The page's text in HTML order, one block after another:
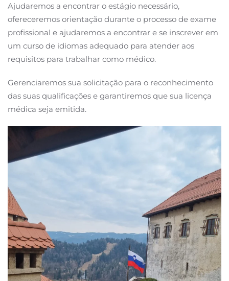
Ajudaremos a encontrar o estágio necessário,
ofereceremos orientação durante o processo de exame
profissional e ajudaremos a encontrar e se inscrever em
um curso de idiomas adequado para atender aos
requisitos para trabalhar como médico.
Gerenciaremos sua solicitação para o reconhecimento
das suas qualificações e garantiremos que sua licença
médica seja emitida.